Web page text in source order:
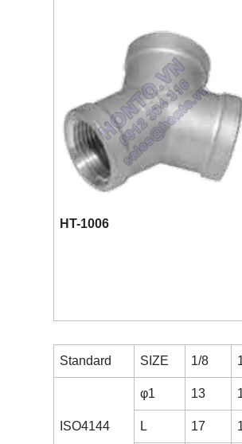
HT-1006
Standard SIZE 1/8
ISO4144
φ1 13
L 17